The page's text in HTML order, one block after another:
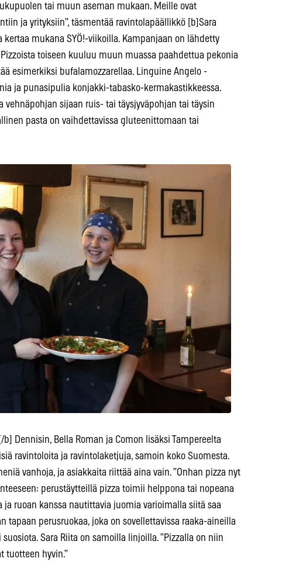
tai muun aseman mukaan. Meille ovat
ja yrityksiin”, täsmentää ravintolapäällikkö [b]Sara
kertaa mukana SYÖ!-viikoilla. Kampanjaan on lähdetty
toiseen kuuluu muun muassa paahdettua pekonia
esimerkiksi bufalamozzarellaa. Linguine Angelo -
ja punasipulia konjakki-tabasko-kermakastikkeessa.
vehnäpohjan sijaan ruis- tai täysjyväpohjan tai täysin
pasta on vaihdettavissa gluteenittomaan tai
Dennisin, Bella Roman ja Comon lisäksi Tampereelta
ravintoloita ja ravintolaketjuja, samoin koko Suomesta.
vanhoja, ja asiakkaita riittää aina vain. ”Onhan pizza nyt
perustäytteillä pizza toimii helppona tai nopeana
ja ruoan kanssa nautittavia juomia varioimalla siitä saa
tapaan perusruokaa, joka on sovellettavissa raaka-aineilla
Sara Riita on samoilla linjoilla. ”Pizzalla on niin
tuotteen hyvin.”